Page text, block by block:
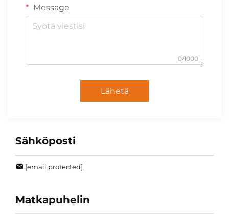
Message
0/1000
Lähetä
Sähköposti
[email protected]
Matkapuhelin